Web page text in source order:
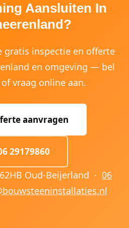
Aansluiten In
gratis inspectie en offerte
en omgeving — bel
of vraag online aan.
aanvragen
29179860
Oud-Beijerland · 06